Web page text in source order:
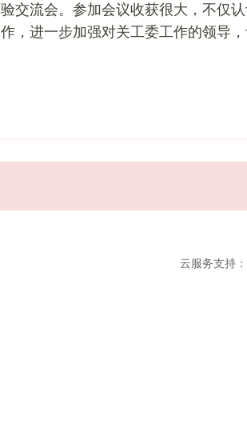
验交流会。参加会议收获很大，不仅
作，进一步加强对关工委工作的领导
云服务支持